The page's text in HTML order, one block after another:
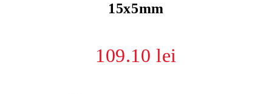
15x5mm
109.10 lei